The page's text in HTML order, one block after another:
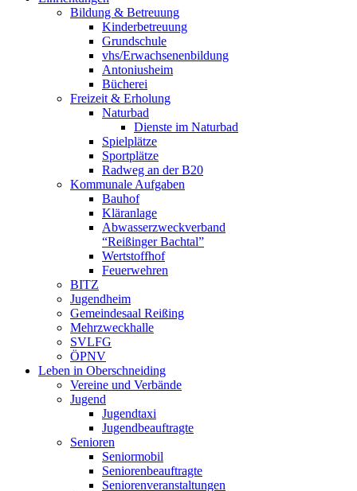
Bildung & Betreuung
Kinderbetreuung
Grundschule
vhs/Erwachsenenbildung
Antoniusheim
Bücherei
Freizeit & Erholung
Naturbad
Dienste im Naturbad
Spielplätze
Sportplätze
Radweg an der B20
Kommunale Aufgaben
Bauhof
Kläranlage
Abwasserzweckverband
“Reißinger Bachtal”
Wertstoffhof
Feuerwehren
BITZ
Jugendheim
Gemeindesaal Reißing
Mehrzweckhalle
SVLFG
ÖPNV
Leben in Oberschneiding
Vereine und Verbände
Jugend
Jugendtaxi
Jugendbeauftragte
Senioren
Seniormobil
Seniorenbeauftragte
Seniorenveranstaltungen